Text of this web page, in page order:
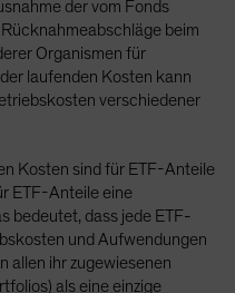
der vom Fonds
beim
Organismen für
laufenden Kosten kann
verschiedener
Kosten sind für ETF-Anteile
ETF-Anteile eine
bedeutet, dass jede ETF-
und Aufwendungen
allen ihr zugewiesenen
als eine einzige